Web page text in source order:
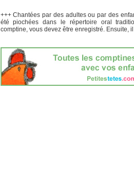
+++ Chantées par des adultes ou par des
été piochées dans le répertoire oral
comptine, vous devez être enregistré. Ensuite,